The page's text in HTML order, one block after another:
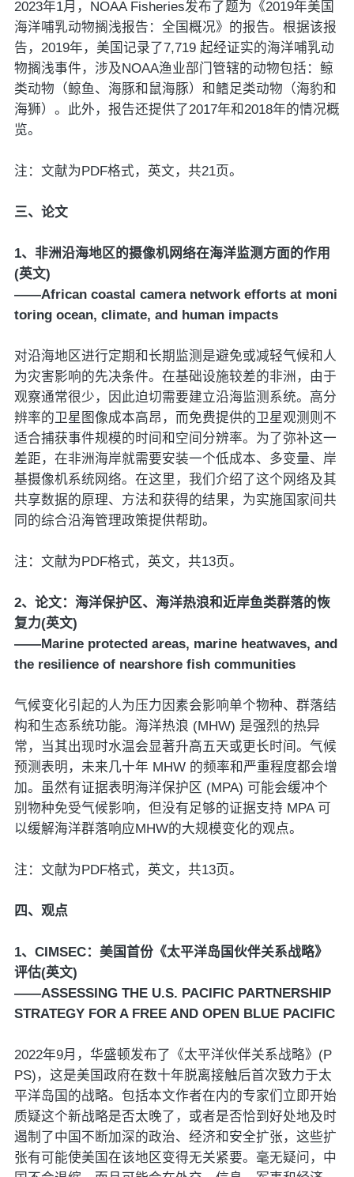
2023年1月，NOAA Fisheries发布了题为《2019年美国
海洋哺乳动物搁浅报告：全国概况》的报告。根据该报
告，2019年，美国记录了7,719 起经证实的海洋哺乳动
物搁浅事件，涉及NOAA渔业部门管辖的动物包括：鲸
类动物（鲸鱼、海豚和鼠海豚）和鳍足类动物（海豹和
海狮）。此外，报告还提供了2017年和2018年的情况概
览。
注：文献为PDF格式，英文，共21页。
三、论文
1、非洲沿海地区的摄像机网络在海洋监测方面的作用
(英文)
——African coastal camera network efforts at moni
toring ocean, climate, and human impacts
对沿海地区进行定期和长期监测是避免或减轻气候和人
为灾害影响的先决条件。在基础设施较差的非洲，由于
观察通常很少，因此迫切需要建立沿海监测系统。高分
辨率的卫星图像成本高昂，而免费提供的卫星观测则不
适合捕获事件规模的时间和空间分辨率。为了弥补这一
差距，在非洲海岸就需要安装一个低成本、多变量、岸
基摄像机系统网络。在这里，我们介绍了这个网络及其
共享数据的原理、方法和获得的结果，为实施国家间共
同的综合沿海管理政策提供帮助。
注：文献为PDF格式，英文，共13页。
2、论文：海洋保护区、海洋热浪和近岸鱼类群落的恢
复力(英文)
——Marine protected areas, marine heatwaves, and
the resilience of nearshore fish communities
气候变化引起的人为压力因素会影响单个物种、群落结
构和生态系统功能。海洋热浪 (MHW) 是强烈的热异
常，当其出现时水温会显著升高五天或更长时间。气候
预测表明，未来几十年 MHW 的频率和严重程度都会增
加。虽然有证据表明海洋保护区 (MPA) 可能会缓冲个
别物种免受气候影响，但没有足够的证据支持 MPA 可
以缓解海洋群落响应MHW的大规模变化的观点。
注：文献为PDF格式，英文，共13页。
四、观点
1、CIMSEC：美国首份《太平洋岛国伙伴关系战略》
评估(英文)
——ASSESSING THE U.S. PACIFIC PARTNERSHIP
STRATEGY FOR A FREE AND OPEN BLUE PACIFIC
2022年9月，华盛顿发布了《太平洋伙伴关系战略》(P
PS)，这是美国政府在数十年脱离接触后首次致力于太
平洋岛国的战略。包括本文作者在内的专家们立即开始
质疑这个新战略是否太晚了，或者是否恰到好处地及时
遏制了中国不断加深的政治、经济和安全扩张，这些扩
张有可能使美国在该地区变得无关紧要。毫无疑问，中